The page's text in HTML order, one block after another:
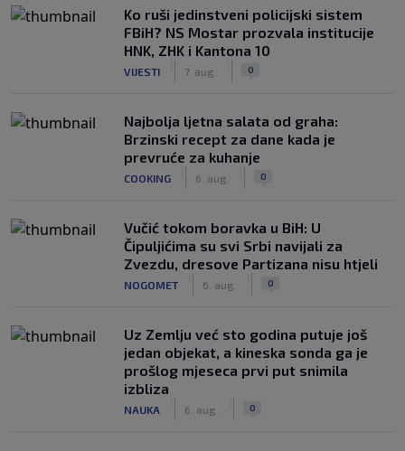
Ko ruši jedinstveni policijski sistem
FBiH? NS Mostar prozvala institucije
HNK, ZHK i Kantona 10
VIJESTI 7. aug. 0
Najbolja ljetna salata od graha:
Brzinski recept za dane kada je
prevruće za kuhanje
COOKING 6. aug. 0
Vučić tokom boravka u BiH: U
Čipuljićima su svi Srbi navijali za
Zvezdu, dresove Partizana nisu htjeli
NOGOMET 6. aug. 0
Uz Zemlju već sto godina putuje još
jedan objekat, a kineska sonda ga je
prošlog mjeseca prvi put snimila
izbliza
NAUKA 6. aug. 0